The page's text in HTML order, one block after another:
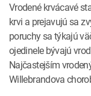
Vrodené krvácavé
krvi a prejavujú sa
poruchy sa týkajú
ojedinele bývajú
Najčastejším
Willebrandova